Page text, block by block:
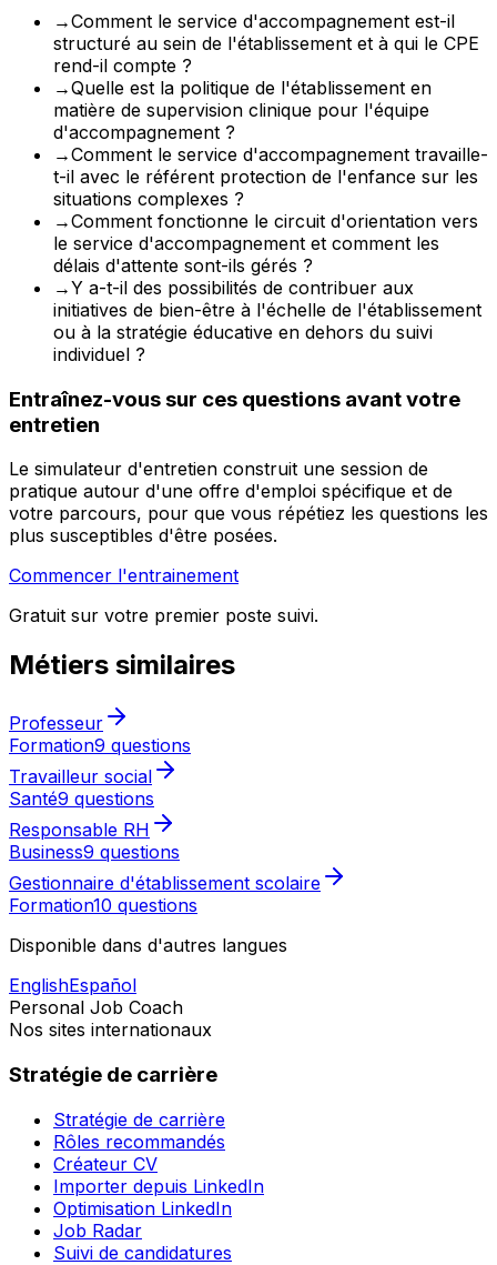
→Comment le service d'accompagnement est-il
structuré au sein de l'établissement et à qui le CPE
rend-il compte ?
→Quelle est la politique de l'établissement en
matière de supervision clinique pour l'équipe
d'accompagnement ?
→Comment le service d'accompagnement travaille-
t-il avec le référent protection de l'enfance sur les
situations complexes ?
→Comment fonctionne le circuit d'orientation vers
le service d'accompagnement et comment les
délais d'attente sont-ils gérés ?
→Y a-t-il des possibilités de contribuer aux
initiatives de bien-être à l'échelle de l'établissement
ou à la stratégie éducative en dehors du suivi
individuel ?
Entraînez-vous sur ces questions avant votre
entretien
Le simulateur d'entretien construit une session de
pratique autour d'une offre d'emploi spécifique et de
votre parcours, pour que vous répétiez les questions les
plus susceptibles d'être posées.
Commencer l'entrainement
Gratuit sur votre premier poste suivi.
Métiers similaires
Professeur
Formation9 questions
Travailleur social
Santé9 questions
Responsable RH
Business9 questions
Gestionnaire d'établissement scolaire
Formation10 questions
Disponible dans d'autres langues
EnglishEspañol
Personal Job Coach
Nos sites internationaux
Stratégie de carrière
Stratégie de carrière
Rôles recommandés
Créateur CV
Importer depuis LinkedIn
Optimisation LinkedIn
Job Radar
Suivi de candidatures